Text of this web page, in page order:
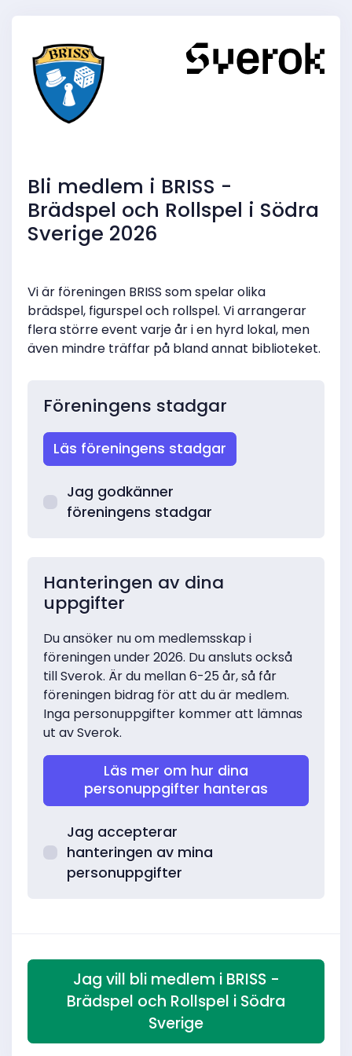
Bli medlem i BRISS -
Brädspel och Rollspel i Södra
Sverige 2026
Vi är föreningen BRISS som spelar olika
brädspel, figurspel och rollspel. Vi arrangerar
flera större event varje år i en hyrd lokal, men
även mindre träffar på bland annat biblioteket.
Föreningens stadgar
Läs föreningens stadgar
Jag godkänner
föreningens stadgar
Hanteringen av dina
uppgifter
Du ansöker nu om medlemsskap i
föreningen under 2026. Du ansluts också
till Sverok. Är du mellan 6-25 år, så får
föreningen bidrag för att du är medlem.
Inga personuppgifter kommer att lämnas
ut av Sverok.
Läs mer om hur dina
personuppgifter hanteras
Jag accepterar
hanteringen av mina
personuppgifter